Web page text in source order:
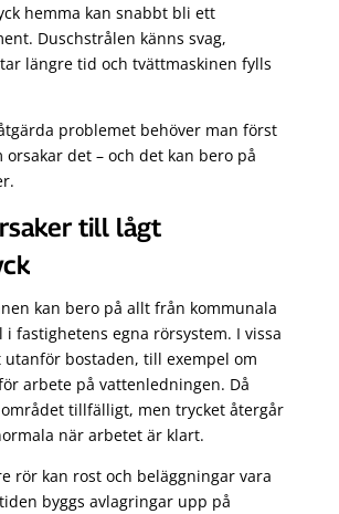
hemma kan snabbt bli ett
Duschstrålen känns svag,
längre tid och tvättmaskinen fylls
problemet behöver man först
orsakar det – och det kan bero på
till lågt
kan bero på allt från kommunala
fastighetens egna rörsystem. I vissa
bostaden, till exempel om
arbete på vattenledningen. Då
tillfälligt, men trycket återgår
när arbetet är klart.
rör kan rost och beläggningar vara
byggs avlagringar upp på